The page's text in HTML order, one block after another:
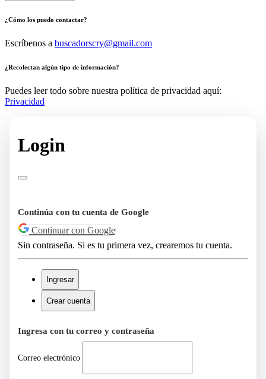
¿Cómo los puedo contactar?
Escríbenos a buscadorscry@gmail.com
¿Recolectan algún tipo de información?
Puedes leer todo sobre nuestra política de privacidad aquí:
Privacidad
Login
Continúa con tu cuenta de Google
Continuar con Google
Sin contraseña. Si es tu primera vez, crearemos tu cuenta.
Ingresar
Crear cuenta
Ingresa con tu correo y contraseña
Correo electrónico